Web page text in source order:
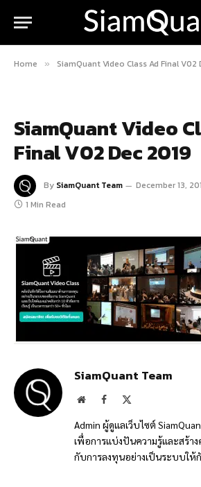
Home » SiamQuant Video Class Ad Final V02
SiamQuant Video
Final V02 Dec 2019
By SiamQuant Team December 13,
1 Min Read
SiamQuant Team
WebsiteFacebook
Admin ผู้ดูแลเว็บไซต์
เพื่อการแบ่งปันความรู้และสร้าง
กับการลงทุนอย่างเป็นระบบให้